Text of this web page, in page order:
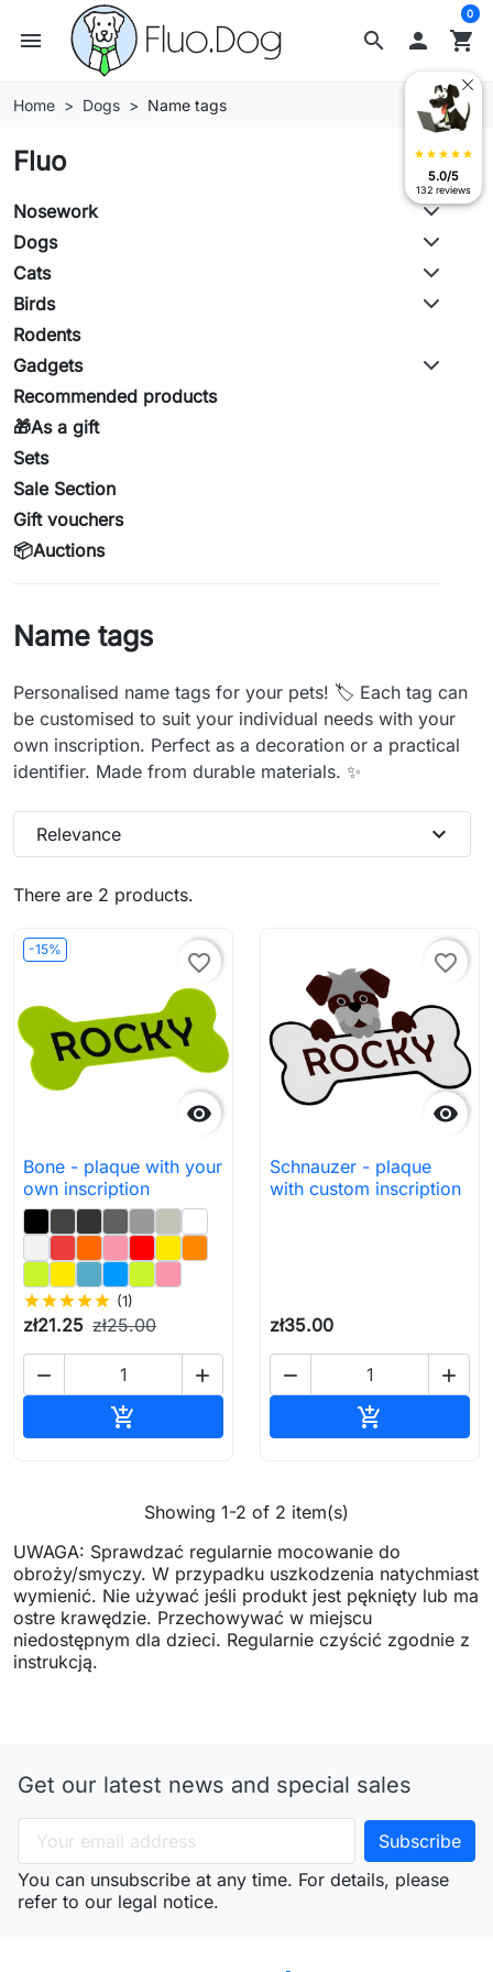
search
menu  shopping_cart
0
Home Dogs Name tags
Fluo
Nosework
Dogs
Cats
Birds
Rodents
Gadgets
Recommended products
🎁As a gift
Sets
Sale Section
Gift vouchers
📦Auctions
Name tags
Personalised name tags for your pets! 🏷️ Each tag can
be customised to suit your individual needs with your
own inscription. Perfect as a decoration or a practical
identifier. Made from durable materials. ✨
There are 2 products.
Relevance expand_more
-15%

favorite_border
Bone - plaque with your
own inscription
starstarstarstarstar (1)
zł21.25 zł25.00
 


favorite_border
Schnauzer - plaque
with custom inscription
zł35.00
 

Showing 1-2 of 2 item(s)
UWAGA: Sprawdzać regularnie mocowanie do
obroży/smyczy. W przypadku uszkodzenia natychmiast
wymienić. Nie używać jeśli produkt jest pęknięty lub ma
ostre krawędzie. Przechowywać w miejscu
niedostępnym dla dzieci. Regularnie czyścić zgodnie z
instrukcją.
Get our latest news and special sales
You can unsubscribe at any time. For details, please
refer to our legal notice.
star star star star star
5.0/5
132 reviews